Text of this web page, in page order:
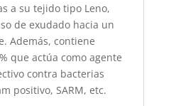
a su tejido tipo Leno,
de exudado hacia un
Además, contiene
que actúa como agente
contra bacterias
positivo, SARM, etc.